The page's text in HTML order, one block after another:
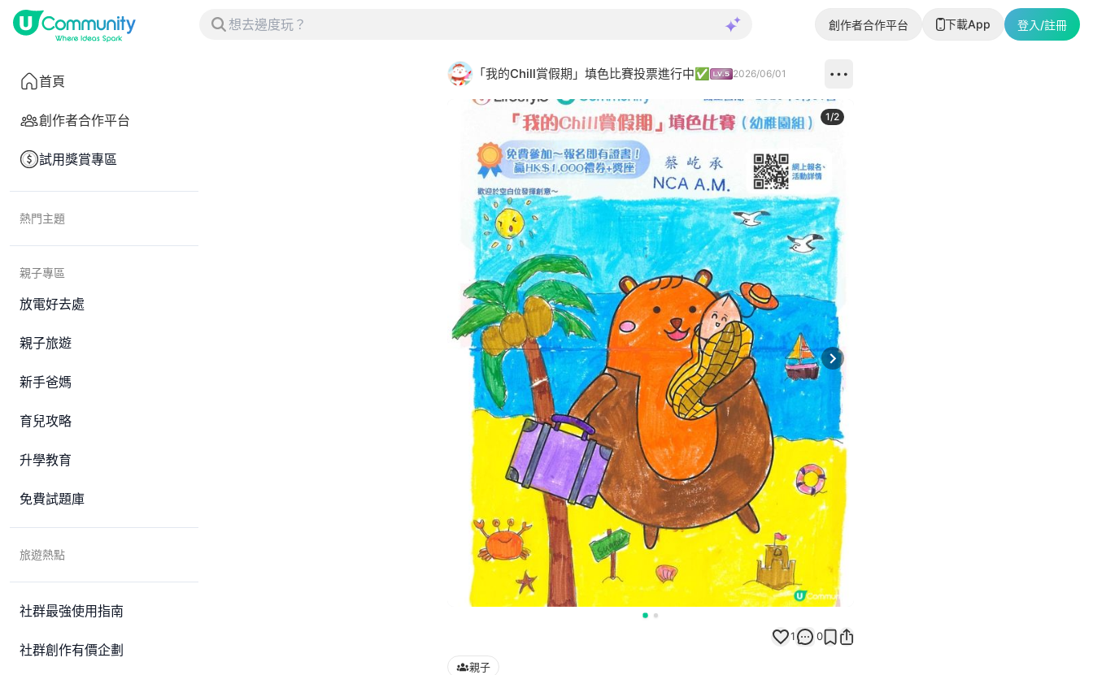
創作者合作平台 下載App 登入/註冊
首頁
創作者合作平台
試用獎賞專區
熱門主題
親子專區
放電好去處
親子旅遊
新手爸媽
育兒攻略
升學教育
免費試題庫
旅遊熱點
社群最強使用指南
社群創作有價企劃
「我的Chill賞假期」填色比賽投票進行中✅ 2026/06/01
Next slide
1/2
1 0
親子